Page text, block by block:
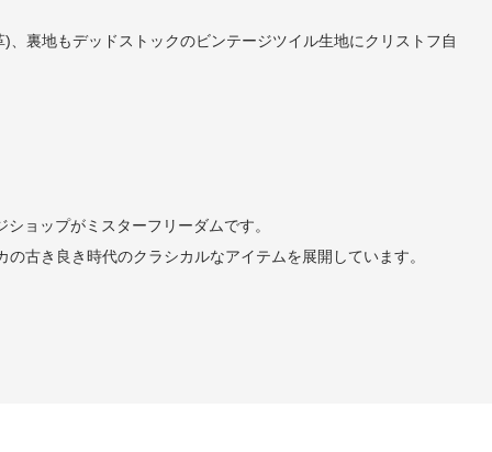
裏地もデッドストックのビンテージツイル生地にクリストフ自
ョップがミスターフリーダムです。
古き良き時代のクラシカルなアイテムを展開しています。